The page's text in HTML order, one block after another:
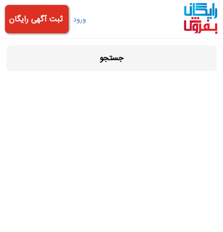
ورود ثبت آگهی رایگان
جستجو